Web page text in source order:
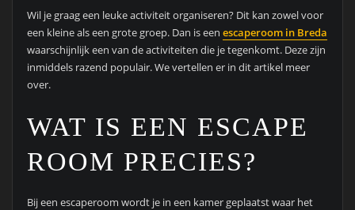
Wil je graag een leuke activiteit organiseren? Dit kan zowel voor
een kleine als een grote groep. Dan is een escaperoom in Breda
waarschijnlijk een van de activiteiten die je tegenkomt. Deze zijn
inmiddels razend populair. We vertellen er in dit artikel meer
over.
WAT IS EEN ESCAPE
ROOM PRECIES?
Bij een escaperoom wordt je in een kamer geplaatst waar het